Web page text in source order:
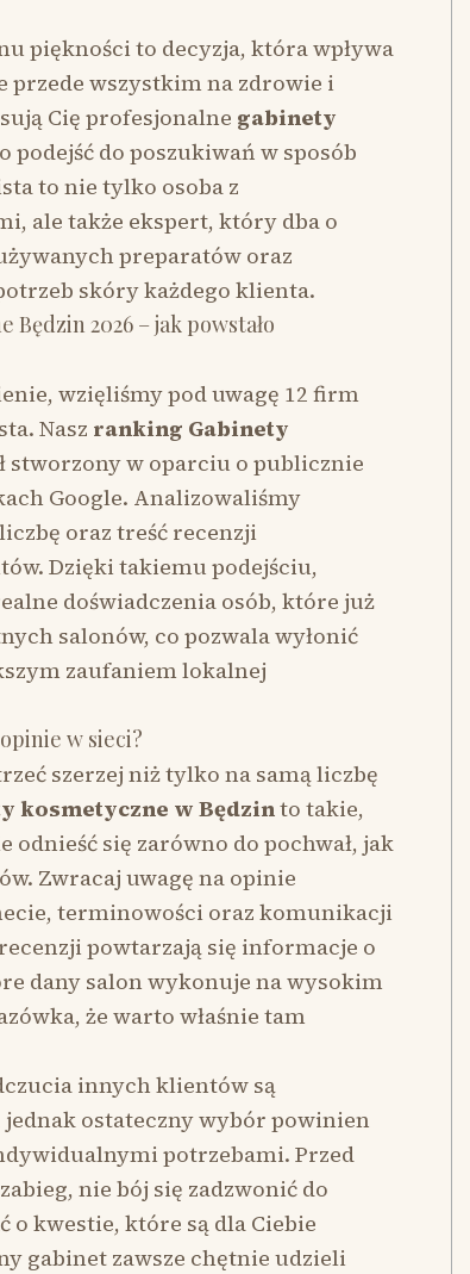
piękności to decyzja, która wpływa
przede wszystkim na zdrowie i
Cię profesjonalne gabinety
podejść do poszukiwań w sposób
to nie tylko osoba z
ale także ekspert, który dba o
preparatów oraz
skóry każdego klienta.
2026 – jak powstało
wzięliśmy pod uwagę 12 firm
Nasz ranking Gabinety
stworzony w oparciu o publicznie
Google. Analizowaliśmy
oraz treść recenzji
Dzięki takiemu podejściu,
doświadczenia osób, które już
salonów, co pozwala wyłonić
zaufaniem lokalnej
w sieci?
szerzej niż tylko na samą liczbę
kosmetyczne w Będzinto takie,
się zarówno do pochwał, jak
Zwracaj uwagę na opinie
terminowości oraz komunikacji
powtarzają się informacje o
dany salon wykonuje na wysokim
że warto właśnie tam
innych klientów są
ostateczny wybór powinien
potrzebami. Przed
nie bój się zadzwonić do
o kwestie, które są dla Ciebie
gabinet zawsze chętnie udzieli